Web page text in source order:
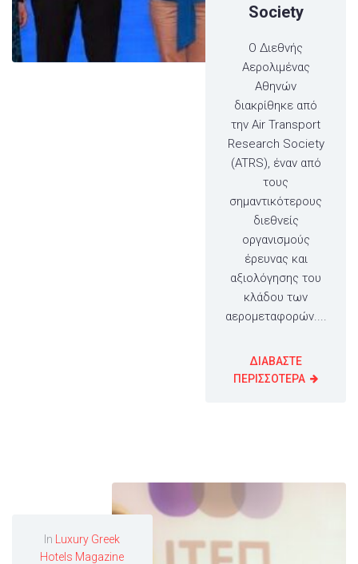
Society
Ο Διεθνής
Αερολιμένας
Αθηνών
διακρίθηκε από
την Air Transport
Research Society
(ATRS), έναν από
τους
σημαντικότερους
διεθνείς
οργανισμούς
έρευνας και
αξιολόγησης του
κλάδου των
αερομεταφορών....
ΔΙΑΒΑΣΤΕ
ΠΕΡΙΣΣΟΤΕΡΑ
In
Luxury Greek
Hotels Magazine